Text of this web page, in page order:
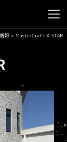
報 > MasterCraft X-STAR